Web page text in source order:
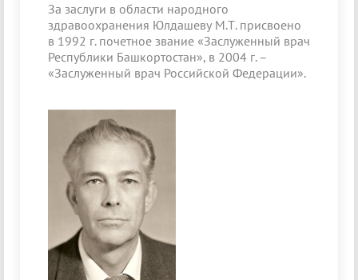
За заслуги в области народного
здравоохранения Юлдашеву М.Т. присвоено
в 1992 г. почетное звание «Заслуженный врач
Республики Башкортостан», в 2004 г. –
«Заслуженный врач Российской Федерации».